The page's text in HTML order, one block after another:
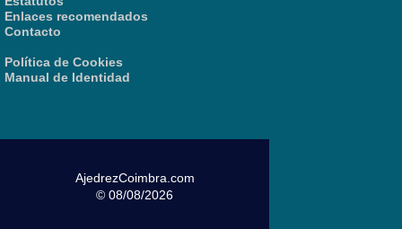
Enlaces recomendados
Contacto
Política de Cookies
Manual de Identidad
AjedrezCoimbra.com
© 08/08/2026